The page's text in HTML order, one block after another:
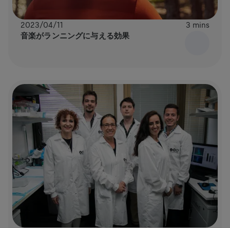
2023/04/11 3 mins
音楽がランニングに与える効果